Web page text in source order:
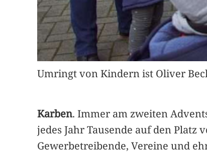
Umringt von Kindern ist Oliver
Karben. Immer am zweiten
jedes Jahr Tausende auf den
Gewerbetreibende, Vereine und